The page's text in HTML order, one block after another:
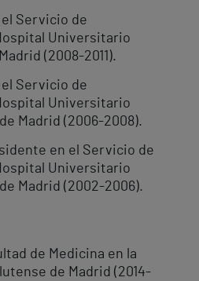
Servicio de
Universitario
(2008-2011).
Servicio de
Universitario
Madrid (2006-2008).
en el Servicio de
Universitario
Madrid (2002-2006).
de Medicina en la
de Madrid (2014-